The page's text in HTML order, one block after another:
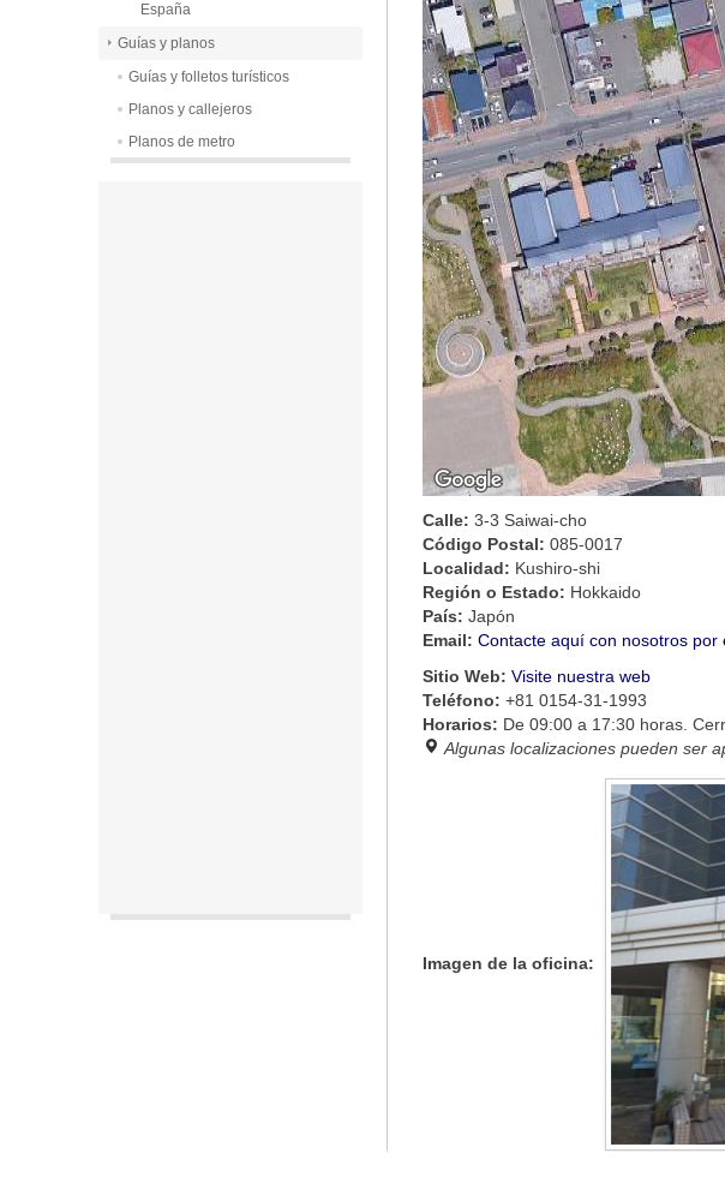
Calle: 3-3 Saiwai-cho
Código Postal: 085-0017
Localidad: Kushiro-shi
Región o Estado: Hokkaido
País: Japón
Email: Contacte aquí con nosotros por
Sitio Web: Visite nuestra web
Teléfono: +81 0154-31-1993
Horarios: De 09:00 a 17:30 horas.
Algunas localizaciones pueden ser
Imagen de la oficina:
España
Guías y planos
Guías y folletos turísticos
Planos y callejeros
Planos de metro